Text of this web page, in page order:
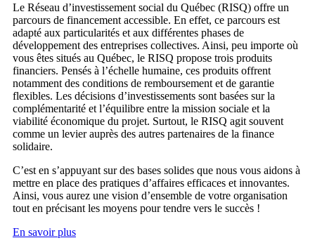
Le Réseau d’investissement social du Québec (RISQ) offre un
parcours de financement accessible. En effet, ce parcours est
adapté aux particularités et aux différentes phases de
développement des entreprises collectives. Ainsi, peu importe où
vous êtes situés au Québec, le RISQ propose trois produits
financiers. Pensés à l’échelle humaine, ces produits offrent
notamment des conditions de remboursement et de garantie
flexibles. Les décisions d’investissements sont basées sur la
complémentarité et l’équilibre entre la mission sociale et la
viabilité économique du projet. Surtout, le RISQ agit souvent
comme un levier auprès des autres partenaires de la finance
solidaire.
C’est en s’appuyant sur des bases solides que nous vous aidons à
mettre en place des pratiques d’affaires efficaces et innovantes.
Ainsi, vous aurez une vision d’ensemble de votre organisation
tout en précisant les moyens pour tendre vers le succès !
En savoir plus